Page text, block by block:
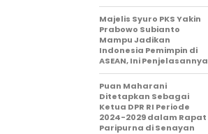
Majelis Syuro PKS Yakin
Prabowo Subianto
Mampu Jadikan
Indonesia Pemimpin di
ASEAN, Ini Penjelasannya
Puan Maharani
Ditetapkan Sebagai
Ketua DPR RI Periode
2024-2029 dalam Rapat
Paripurna di Senayan